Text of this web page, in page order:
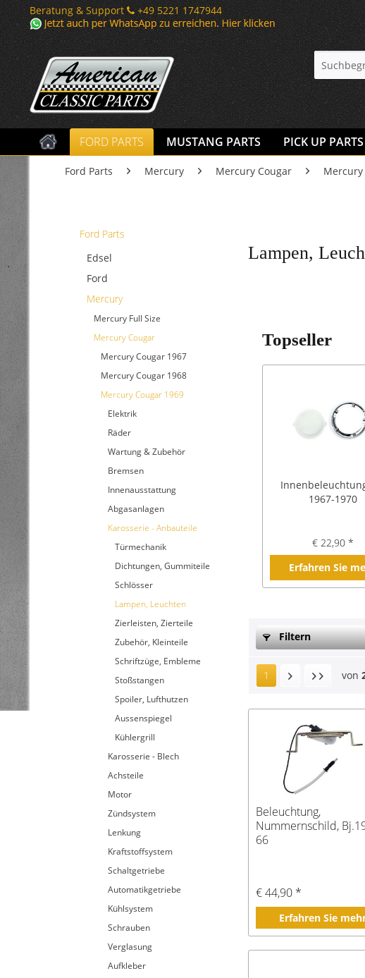
Beratung & Support
+49 5221 1747944
FORD PARTS MUSTANG PARTS PICK UP PARTS
Ford Parts Mercury Mercury Cougar Mercury
Ford Parts
Edsel
Ford
Mercury
Mercury Full Size
Mercury Cougar
Mercury Cougar 1967
Mercury Cougar 1968
Mercury Cougar 1969
Elektrik
Räder
Wartung & Zubehör
Bremsen
Innenausstattung
Abgasanlagen
Karosserie - Anbauteile
Türmechanik
Dichtungen, Gummiteile
Schlösser
Lampen, Leuchten
Zierleisten, Zierteile
Zubehör, Kleinteile
Schriftzüge, Embleme
Stoßstangen
Spoiler, Lufthutzen
Aussenspiegel
Kühlergrill
Karosserie - Blech
Achsteile
Motor
Zündsystem
Lenkung
Kraftstoffsystem
Schaltgetriebe
Automatikgetriebe
Kühlsystem
Schrauben
Verglasung
Aufkleber
Lampen,
Topseller
1967-1970
€ 22,90 *
Erfahren Sie
Filtern
1 von
Beleuchtung,
Nummernschild,
66
€ 44,90 *
Erfahren Sie